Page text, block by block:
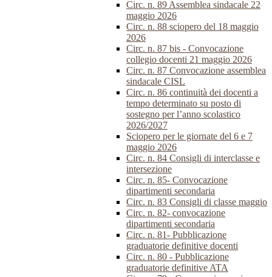
Circ. n. 89 Assemblea sindacale 22
maggio 2026
Circ. n. 88 sciopero del 18 maggio
2026
Circ. n. 87 bis - Convocazione
collegio docenti 21 maggio 2026
Circ. n. 87 Convocazione assemblea
sindacale CISL
Circ. n. 86 continuità dei docenti a
tempo determinato su posto di
sostegno per l’anno scolastico
2026/2027
Sciopero per le giornate del 6 e 7
maggio 2026
Circ. n. 84 Consigli di interclasse e
intersezione
Circ. n. 85- Convocazione
dipartimenti secondaria
Circ. n. 83 Consigli di classe maggio
Circ. n. 82- convocazione
dipartimenti secondaria
Circ. n. 81- Pubblicazione
graduatorie definitive docenti
Circ. n. 80 - Pubblicazione
graduatorie definitive ATA